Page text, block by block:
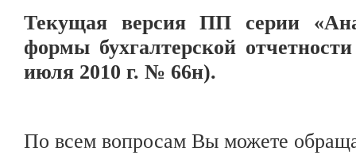
Текущая версия ПП серии
формы бухгалтерской
июля 2010 г. № 66н).
По всем вопросам Вы можете